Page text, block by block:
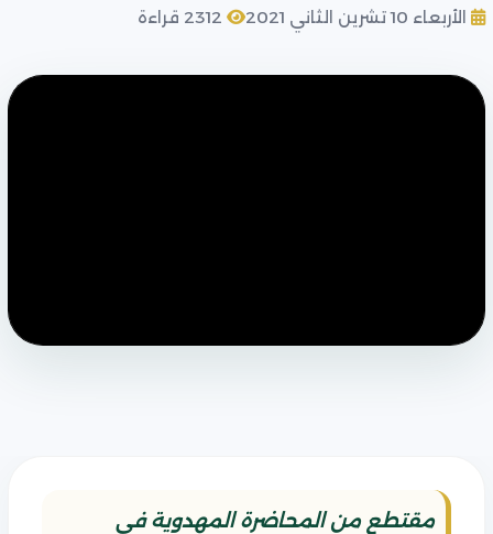
الأربعاء 10 تشرين الثاني 2021
مقتطع من المحاضرة المهدوية في